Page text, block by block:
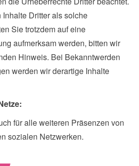
Dritter als solche
Sie trotzdem auf eine
aufmerksam werden, bitten wir
Hinweis. Bei Bekanntwerden
werden wir derartige Inhalte
für alle weiteren Präsenzen von
sozialen Netzwerken.